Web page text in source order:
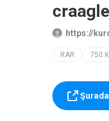
https://
RAR 750